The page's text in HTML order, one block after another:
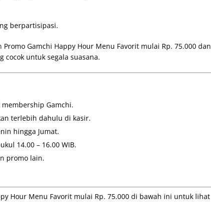
berpartisipasi.
Gamchi Happy Hour Menu Favorit mulai Rp. 75.000 dan
cocok untuk segala suasana.
Gamchi.
terlebih dahulu di kasir.
hingga Jumat.
14.00 – 16.00 WIB.
promo lain.
Hour Menu Favorit mulai Rp. 75.000 di bawah ini untuk lihat